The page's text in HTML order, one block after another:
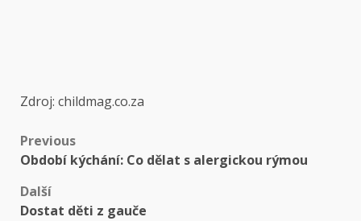
Zdroj: childmag.co.za
Post
navigation
Previous
Období kýchání: Co dělat s alergickou rýmou
Další
Dostat děti z gauče